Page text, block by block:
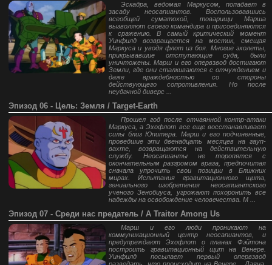
Эскадра, ведомая Маркусом, попадает в
засаду неосапиантов. Воспользовавшись
всеобщей суматохой, товарищи Марша
вызволяют своего командира и присоединяются
к сражению. В самый критический момент
Уинфилд возвращается на мостик, смещая
Маркуса и уводя флот из боя. Многие эхолеты,
прикрывавшие отступающие суда, были
уничтожены. Марш и его опервзвод достигают
Земли, где они сталкиваются с отчуждением и
даже враждебностью со стороны
действующего сопротивления. Но после
неудачной диверс ...
Эпизод 06 - Цель: Земля / Target-Earth
Прошел год после отчаянной контр-атаки
Маркуса, а Эхофлот все еще восстанавливает
силы близ Юпитера. Марш и его подчиненные,
проведшие эти двенадцать месяцев на гауп-
вахте, возвращаются на действительную
службу. Неосапианты не торопятся с
окончательным разгромом врага, предпочитая
сначала упрочить свои позиции в Ближних
мирах. Испытания гравитационного щита,
гениального изобретения неосапиантского
ученого Зенобиуса, угрожают похоронить все
надежды на освобождение человечества. М ...
Эпизод 07 - Среди нас предатель / A Traitor Among Us
Марш и его люди проникают на
коммуникационный центр неосапиантов, и
предупреждают Эхофлот о планах Фэйтона
построить гравитационный щит на Венере.
Уинфилд посылает первый опервзвод